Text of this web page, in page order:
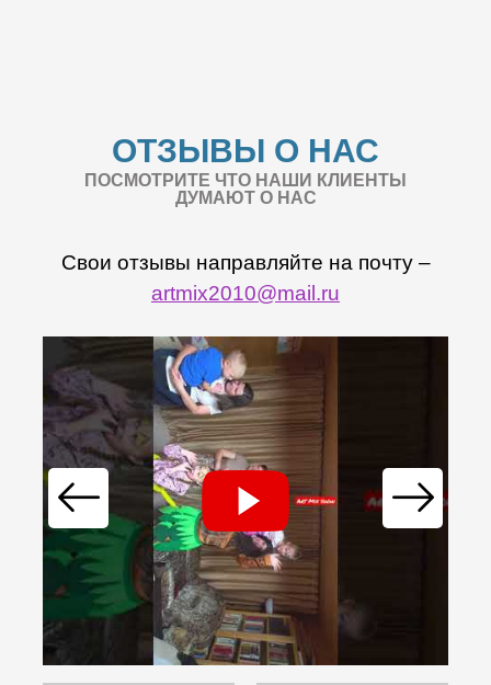
ОТЗЫВЫ О НАС
ПОСМОТРИТЕ ЧТО НАШИ КЛИЕНТЫ
ДУМАЮТ О НАС
Свои отзывы направляйте на почту –
artmix2010@mail.ru